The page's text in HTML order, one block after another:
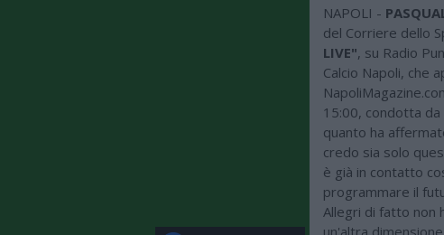
NAPOLI -
del Corriere dello
LIVE", su Radio
Calcio Napoli, che
15:00, condotta da
quanto ha
credo sia solo
è già in contatto
programmare il
Allegri di fatto non